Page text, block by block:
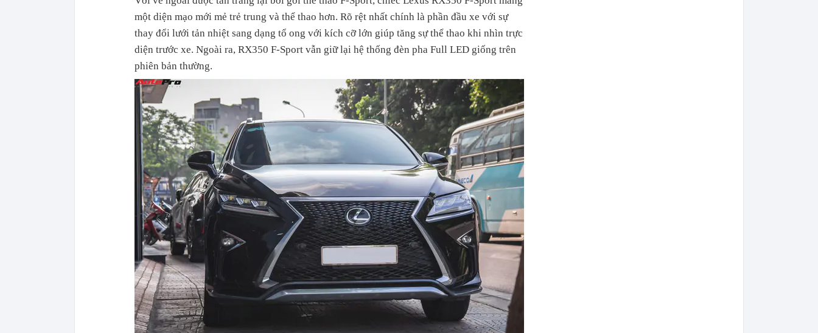
một diện mạo mới mẻ trẻ trung và thể thao hơn. Rõ rệt nhất chính là phần đầu xe với sự
thay đổi lưới tản nhiệt sang dạng tổ ong với kích cỡ lớn giúp tăng sự thể thao khi nhìn trực
diện trước xe. Ngoài ra, RX350 F-Sport vẫn giữ lại hệ thống đèn pha Full LED giống trên
phiên bản thường.